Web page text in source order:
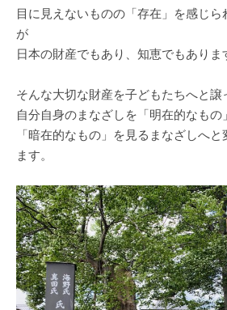
目に見えないものの「存在」を感じら
が
日本の財産でもあり、知恵でもありま
そんな大切な財産を子どもたちへと譲
自分自身のまなざしを「明在的なもの
「暗在的なもの」を見るまなざしへ
ます。